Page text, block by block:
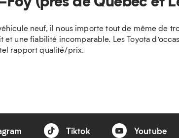
neuf, il nous importe tout de même de
une fiabilité incomparable. Les Toyota
rapport qualité/prix.
Tiktok Youtube